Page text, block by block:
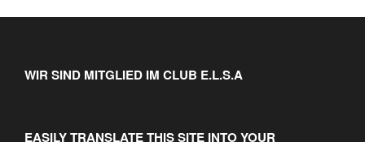
WIR SIND MITGLIED IM CLUB E.L.S.A
EASILY TRANSLATE THIS SITE INTO YOUR